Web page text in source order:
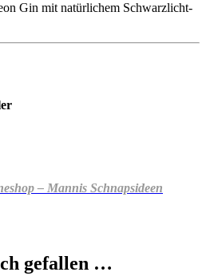
Gin mit natürlichem Schwarzlicht-
– Mannis Schnapsideen
gefallen …